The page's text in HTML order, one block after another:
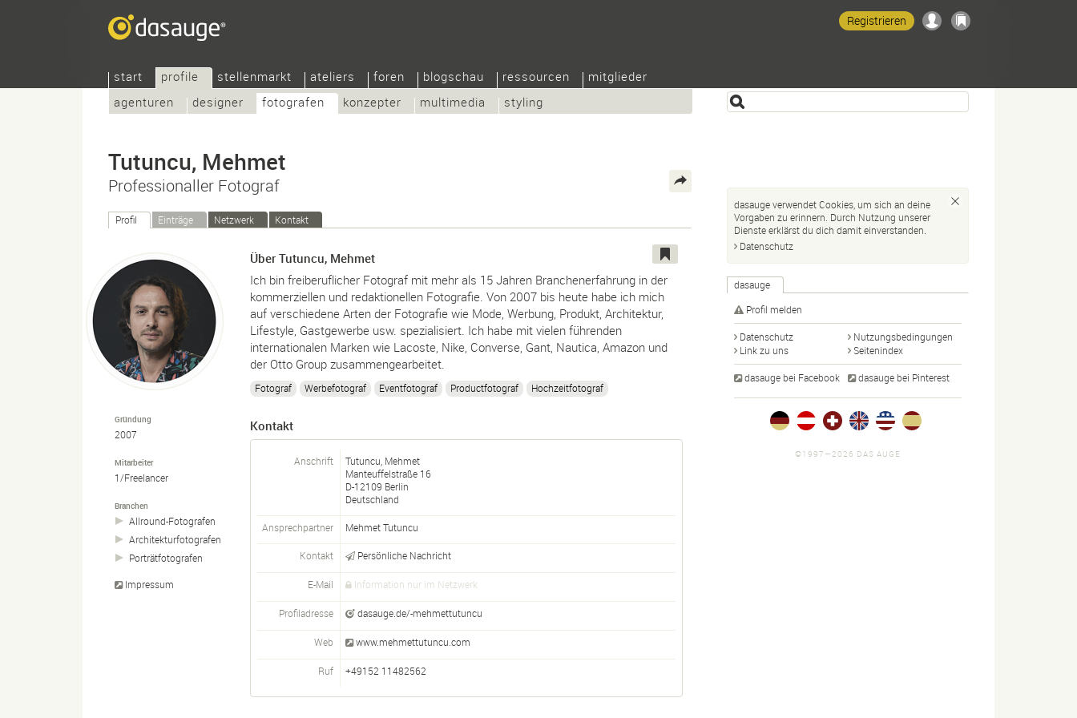
start
profile
agenturen
designer fotografen konzepter multimedia styling
stellenmarkt ateliers foren blogschau ressourcen mitglieder
Registrieren
Tutuncu, Mehmet
Professionaller Fotograf
Profil Einträge Netzwerk Kontakt
Gründung
2007
Mitarbeiter
1/Freelancer
Branchen
Allround-Fotografen
Architekturfotografen
Porträtfotografen
Impressum
Über Tutuncu, Mehmet
Ich bin freiberuflicher Fotograf mit mehr als 15 Jahren Branchenerfahrung in der
kommerziellen und redaktionellen Fotografie. Von 2007 bis heute habe ich mich
auf verschiedene Arten der Fotografie wie Mode, Werbung, Produkt, Architektur,
Lifestyle, Gastgewerbe usw. spezialisiert. Ich habe mit vielen führenden
internationalen Marken wie Lacoste, Nike, Converse, Gant, Nautica, Amazon und
der Otto Group zusammengearbeitet.
Fotograf Werbefotograf Eventfotograf Productfotograf Hochzeitfotograf
Kontakt
Anschrift
Tutuncu, Mehmet
Manteuffelstraße 16
D-12109 Berlin
Deutschland
Ansprechpartner Mehmet Tutuncu
Kontakt Persönliche Nachricht
E-Mail Information nur im Netzwerk
Profiladresse dasauge.de/-mehmettutuncu
Web www.mehmettutuncu.com
Ruf +49152 11482562
dasauge verwendet Cookies, um sich an deine
Vorgaben zu erinnern. Durch Nutzung unserer
Dienste erklärst du dich damit einverstanden.
Datenschutz
dasauge
Profil melden
Datenschutz
Nutzungsbedingungen
Link zu uns
Seitenindex
dasauge bei Facebook dasauge bei Pinterest
©1997—2026 DAS AUGE